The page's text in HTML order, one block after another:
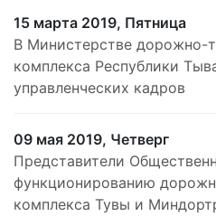
15 марта 2019, Пятница
В Министерстве дорожно-
комплекса Республики
управленческих кадров
09 мая 2019, Четверг
Представители
функционированию
комплекса Тувы и